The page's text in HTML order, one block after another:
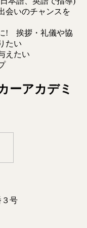
会いのチャンスを
! 挨拶・礼儀や協
たい
えたい
ーアカデミ
号